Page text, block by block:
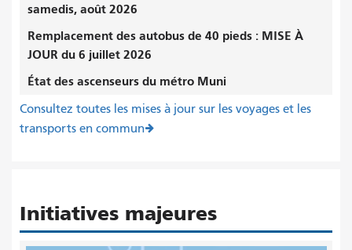
samedis, août 2026
Remplacement des autobus de 40 pieds : MISE À
JOUR du 6 juillet 2026
État des ascenseurs du métro Muni
Consultez toutes les mises à jour sur les voyages et les
transports en commun
Initiatives majeures